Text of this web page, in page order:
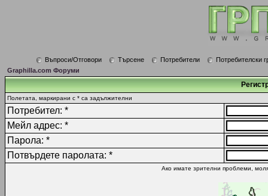
Въпроси/Отговори Търсене Потребители
Потребителски
Graphilla.com Форуми
Полетата, маркирани с * са задължителни
Потребител: *
Мейл адрес: *
Парола: *
Потвърдете паролата: *
Ако имате зрителни проблеми,